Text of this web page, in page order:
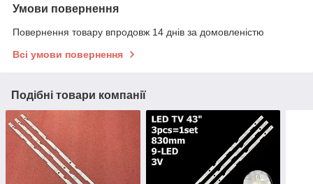
Умови повернення
Повернення товару впродовж 14 днів за домовленістю
Всі умови повернення
Подібні товари компанії